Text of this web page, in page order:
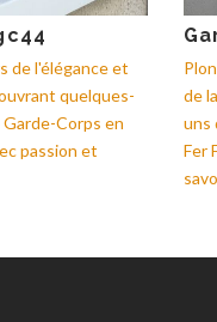
de l'élégance et
quelques-
Corps en
passion et
de
uns
Fer